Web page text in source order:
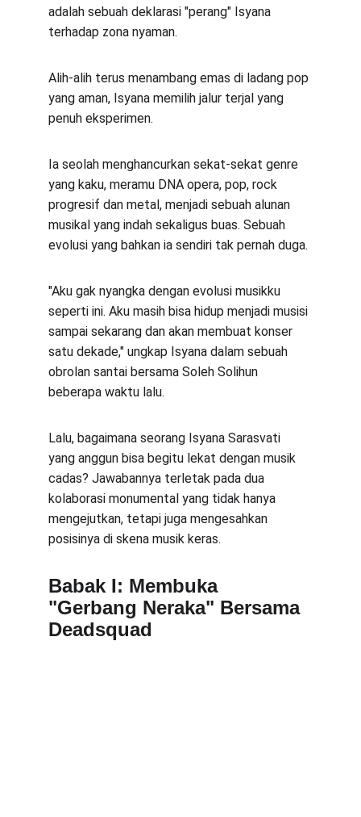
adalah sebuah deklarasi "perang" Isyana
terhadap zona nyaman.
Alih-alih terus menambang emas di ladang pop
yang aman, Isyana memilih jalur terjal yang
penuh eksperimen.
Ia seolah menghancurkan sekat-sekat genre
yang kaku, meramu DNA opera, pop, rock
progresif dan metal, menjadi sebuah alunan
musikal yang indah sekaligus buas. Sebuah
evolusi yang bahkan ia sendiri tak pernah duga.
"Aku gak nyangka dengan evolusi musikku
seperti ini. Aku masih bisa hidup menjadi musisi
sampai sekarang dan akan membuat konser
satu dekade," ungkap Isyana dalam sebuah
obrolan santai bersama Soleh Solihun
beberapa waktu lalu.
Lalu, bagaimana seorang Isyana Sarasvati
yang anggun bisa begitu lekat dengan musik
cadas? Jawabannya terletak pada dua
kolaborasi monumental yang tidak hanya
mengejutkan, tetapi juga mengesahkan
posisinya di skena musik keras.
Babak I: Membuka
"Gerbang Neraka" Bersama
Deadsquad